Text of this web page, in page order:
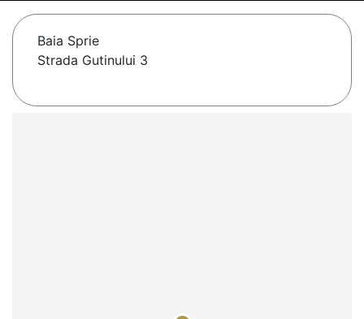
Baia Sprie
Strada Gutinului 3